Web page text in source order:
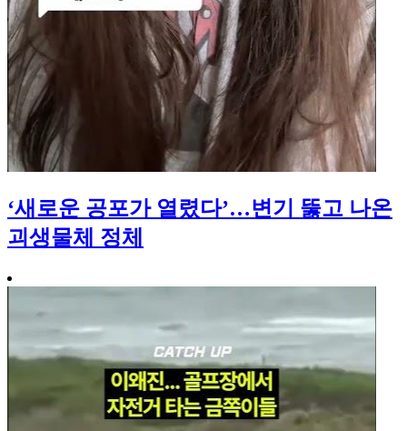
‘새로운 공포가 열렸다’…변기 뚫고 나온
괴생물체 정체